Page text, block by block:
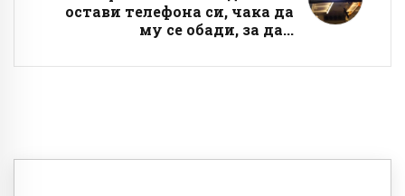
остави телефона си, чака да
му се обади, за да...